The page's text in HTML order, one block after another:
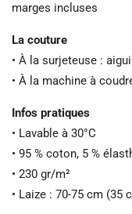
marges incluses
La couture
• À la surjeteuse :
• À la machine à
Infos pratiques
• Lavable à 30°C
• 95 % coton, 5 %
• 230 gr/m²
• Laize : 70-75 cm (35